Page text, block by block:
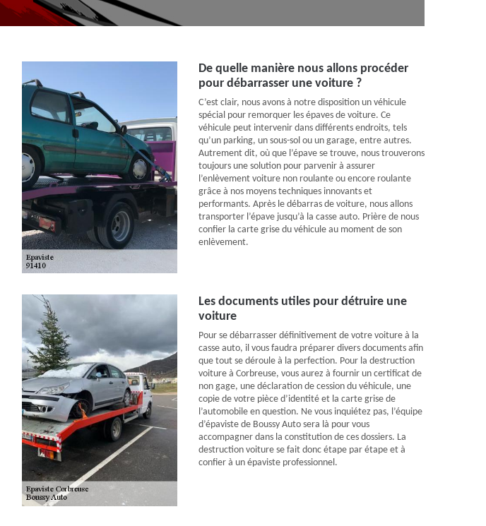
De quelle manière nous allons procéder
pour débarrasser une voiture ?
C’est clair, nous avons à notre disposition un véhicule
spécial pour remorquer les épaves de voiture. Ce
véhicule peut intervenir dans différents endroits, tels
qu’un parking, un sous-sol ou un garage, entre autres.
Autrement dit, où que l’épave se trouve, nous trouverons
toujours une solution pour parvenir à assurer
l’enlèvement voiture non roulante ou encore roulante
grâce à nos moyens techniques innovants et
performants. Après le débarras de voiture, nous allons
transporter l’épave jusqu’à la casse auto. Prière de nous
confier la carte grise du véhicule au moment de son
enlèvement.
Les documents utiles pour détruire une
voiture
Pour se débarrasser définitivement de votre voiture à la
casse auto, il vous faudra préparer divers documents afin
que tout se déroule à la perfection. Pour la destruction
voiture à Corbreuse, vous aurez à fournir un certificat de
non gage, une déclaration de cession du véhicule, une
copie de votre pièce d’identité et la carte grise de
l’automobile en question. Ne vous inquiétez pas, l’équipe
d’épaviste de Boussy Auto sera là pour vous
accompagner dans la constitution de ces dossiers. La
destruction voiture se fait donc étape par étape et à
confier à un épaviste professionnel.